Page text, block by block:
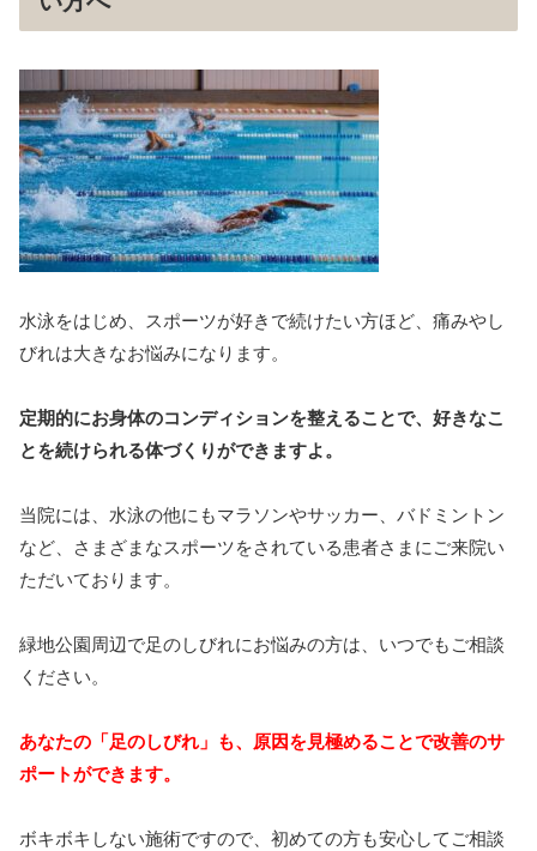
水泳をはじめ、スポーツが好きで続けたい方ほど、痛みやし
びれは大きなお悩みになります。
定期的にお身体のコンディションを整えることで、好きなこ
とを続けられる体づくりができますよ。
当院には、水泳の他にもマラソンやサッカー、バドミントン
など、さまざまなスポーツをされている患者さまにご来院い
ただいております。
緑地公園周辺で足のしびれにお悩みの方は、いつでもご相談
ください。
あなたの「足のしびれ」も、原因を見極めることで改善のサ
ポートができます。
ボキボキしない施術ですので、初めての方も安心してご相談